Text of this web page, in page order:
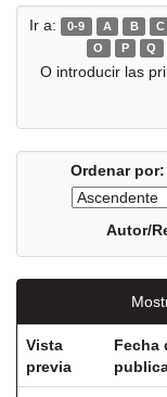
Ir a: 0-9 A B C
O
P Q
O introducir las
Ordenar por:
Autor/
Vista
previa
Fecha